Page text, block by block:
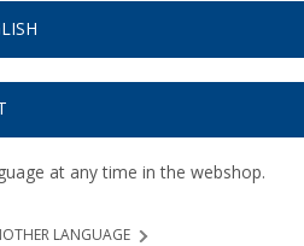
at any time in the webshop.
LANGUAGE